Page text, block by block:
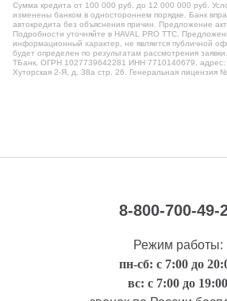
Сумма кредита от 100 000 руб. до 12 000 000 руб.
изменены банком в одностороннем порядке. Банк
автокредита без объяснения причин. Предложение
Подробности уточняйте в HAVAL PRO ТТС.
информационный характер, не является публичной
будет определен по результатам рассмотрения
ТБанк, ОГРН 1027739642281 ИНН 7710140679, адрес:
Хуторская 2-Я, д. 38а стр. 26. Генеральная лицензия
8-800-700-49-
Режим работы:
пн-сб: с 7:00 до
вс: с 7:00 до 19:00